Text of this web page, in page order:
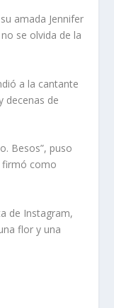
amada Jennifer
se olvida de la
a la cantante
decenas de
Besos”, puso
firmó como
de Instagram,
flor y una